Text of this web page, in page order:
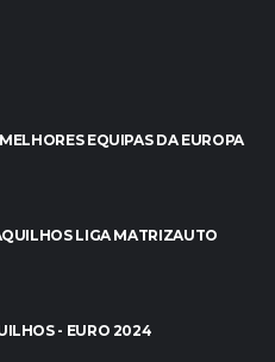
EQUIPAS DA EUROPA
LIGA MATRIZAUTO
- EURO 2024